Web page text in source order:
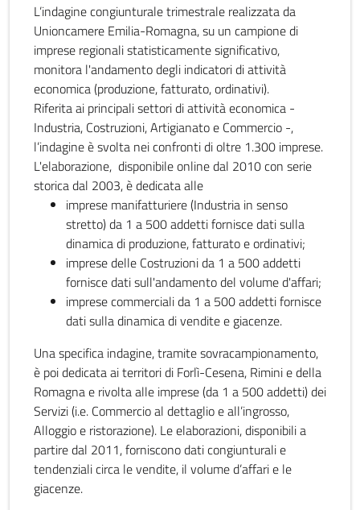
L’indagine congiunturale trimestrale realizzata da
Unioncamere Emilia-Romagna, su un campione di
imprese regionali statisticamente significativo,
monitora l'andamento degli indicatori di attività
economica (produzione, fatturato, ordinativi).
Riferita ai principali settori di attività economica -
Industria, Costruzioni, Artigianato e Commercio -,
l’indagine è svolta nei confronti di oltre 1.300 imprese.
L'elaborazione, disponibile online dal 2010 con serie
storica dal 2003, è dedicata alle
imprese manifatturiere (Industria in senso
stretto) da 1 a 500 addetti fornisce dati sulla
dinamica di produzione, fatturato e ordinativi;
imprese delle Costruzioni da 1 a 500 addetti
fornisce dati sull'andamento del volume d'affari;
imprese commerciali da 1 a 500 addetti fornisce
dati sulla dinamica di vendite e giacenze.
Una specifica indagine, tramite sovracampionamento,
è poi dedicata ai territori di Forlì-Cesena, Rimini e della
Romagna e rivolta alle imprese (da 1 a 500 addetti) dei
Servizi (i.e. Commercio al dettaglio e all’ingrosso,
Alloggio e ristorazione). Le elaborazioni, disponibili a
partire dal 2011, forniscono dati congiunturali e
tendenziali circa le vendite, il volume d’affari e le
giacenze.